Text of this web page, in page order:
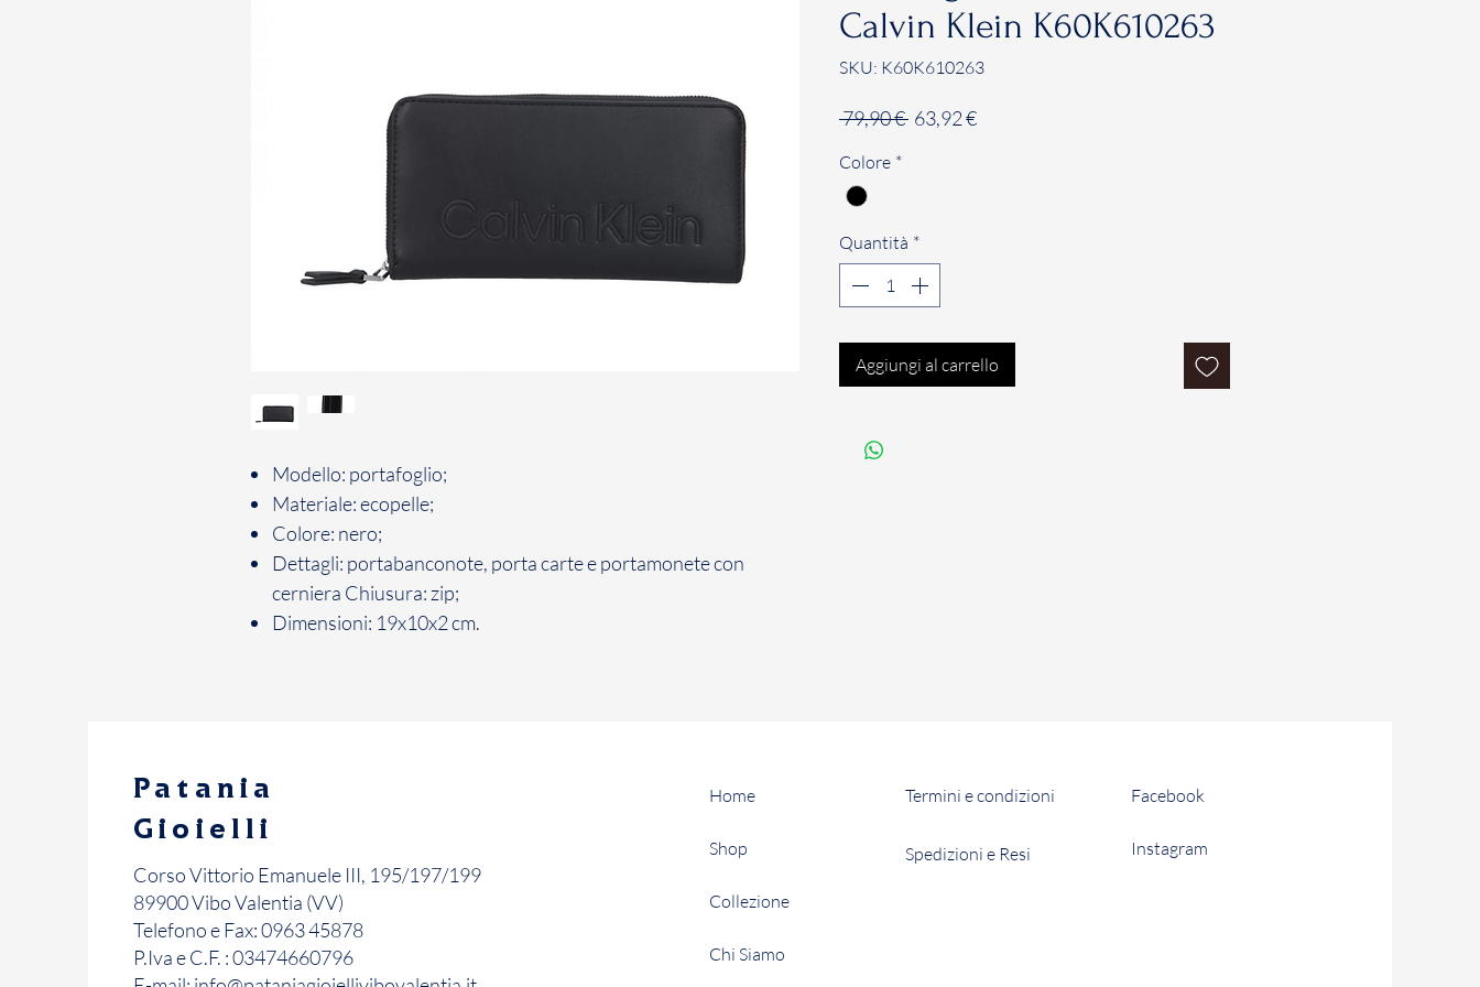
Modello: portafoglio;
Materiale: ecopelle;
Colore: nero;
Dettagli: portabanconote, porta carte e portamonete con
cerniera Chiusura: zip;
Dimensioni: 19x10x2 cm.
Calvin Klein K60K610263
SKU: K60K610263
79,90 € Prezzo
63,92 €Prezzo
Colore *
Quantità *
Aggiungi al carrello
Patania
Gioielli
Corso Vittorio Emanuele III, 195/197/199
89900 Vibo Valentia (VV)
Telefono e Fax: 0963 45878
P.Iva e C.F. : 03474660796
Home
Shop
Collezione
Chi Siamo
Termini e condizioni
Spedizioni e Resi
Facebook
Instagram